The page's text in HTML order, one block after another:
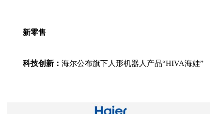
新零售
科技创新： 海尔公布旗下人形机器人产品“HIVA海娃”